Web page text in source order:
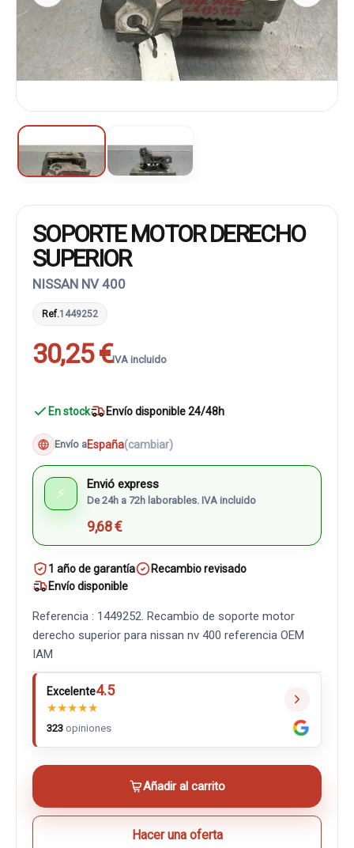
SOPORTE MOTOR DERECHO
SUPERIOR
NISSAN NV 400
Ref.1449252
30,25 €IVA incluido
En stock Envío disponible 24/48h
Envío aEspaña(cambiar)
⚡
Envió express
De 24h a 72h laborables. IVA incluido
9,68 €
1 año de garantía
Recambio revisado
Envío disponible
Referencia : 1449252. Recambio de soporte motor
derecho superior para nissan nv 400 referencia OEM
IAM
Excelente4.5
★★★★★
323 opiniones
Añadir al carrito
Hacer una oferta